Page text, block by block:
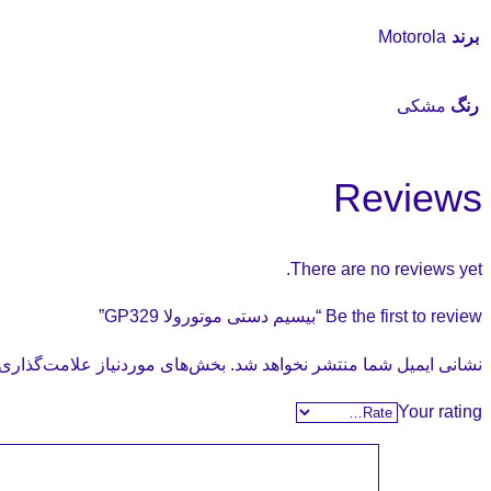
برند Motorola
رنگ مشکی
Reviews
There are no reviews yet.
Be the first to review “بیسیم دستی موتورولا GP329”
نشانی ایمیل شما منتشر نخواهد شد. بخش‌های موردنیاز
Your rating